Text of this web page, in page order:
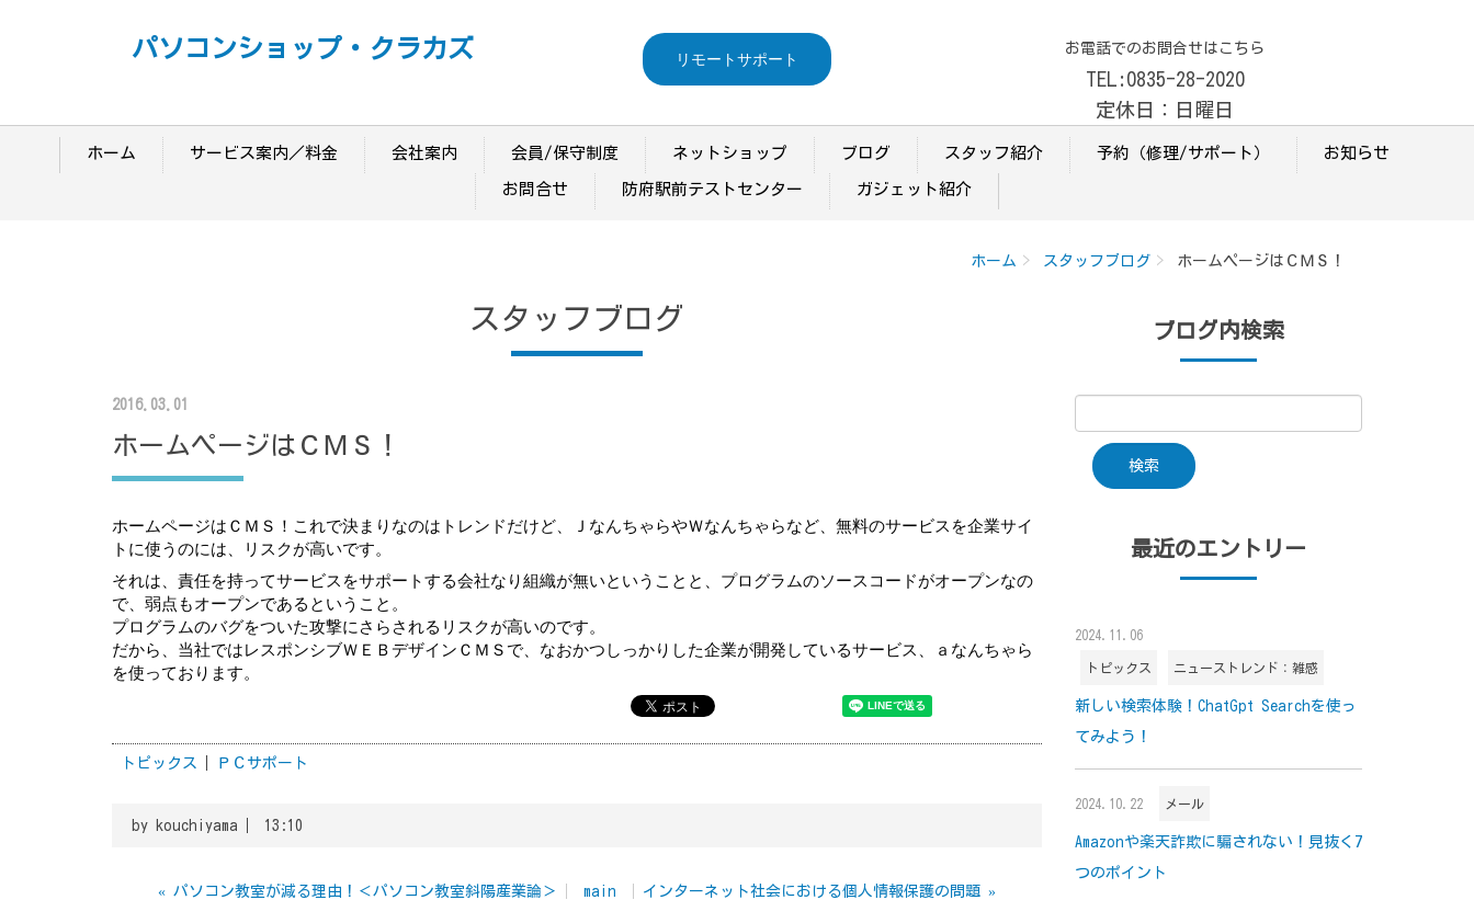
パソコンショップ・クラカズ リモートサポート
お電話でのお問合せはこちら
TEL:0835-28-2020
定休日：日曜日
ホーム サービス案内／料金 会社案内 会員/保守制度 ネットショップ ブログ スタッフ紹介 予約（修理/サポート） お知らせ
お問合せ 防府駅前テストセンター ガジェット紹介
ホーム スタッフブログ ホームページはＣＭＳ！
スタッフブログ
2016.03.01
ホームページはＣＭＳ！
ホームページはＣＭＳ！これで決まりなのはトレンドだけど、ＪなんちゃらやＷなんちゃらなど、無料のサービスを企業サイ
トに使うのには、リスクが高いです。
それは、責任を持ってサービスをサポートする会社なり組織が無いということと、プログラムのソースコードがオープンなの
で、弱点もオープンであるということ。
プログラムのバグをついた攻撃にさらされるリスクが高いのです。
だから、当社ではレスポンシブＷＥＢデザインＣＭＳで、なおかつしっかりした企業が開発しているサービス、ａなんちゃら
を使っております。
トピックス ＰＣサポート
by kouchiyama 13:10
« パソコン教室が減る理由！＜パソコン教室斜陽産業論＞ main インターネット社会における個人情報保護の問題»
ブログ内検索
最近のエントリー
2024.11.06
トピックス ニューストレンド：雑感
新しい検索体験！ChatGpt Searchを使っ
てみよう！
2024.10.22 メール
Amazonや楽天詐欺に騙されない！見抜く7
つのポイント